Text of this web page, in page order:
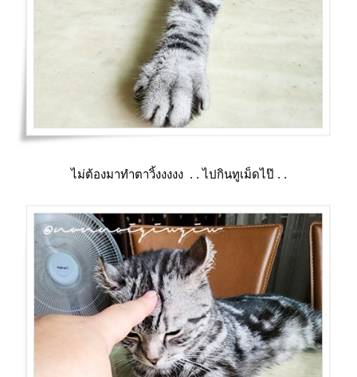
ไม่ต้องมาทำตาวิ้งงงงง . . ไปกินทูเม็ดไป๊ . .